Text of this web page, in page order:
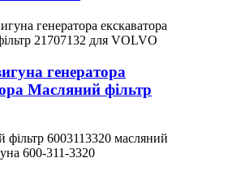
генератора
Масляний фільтр